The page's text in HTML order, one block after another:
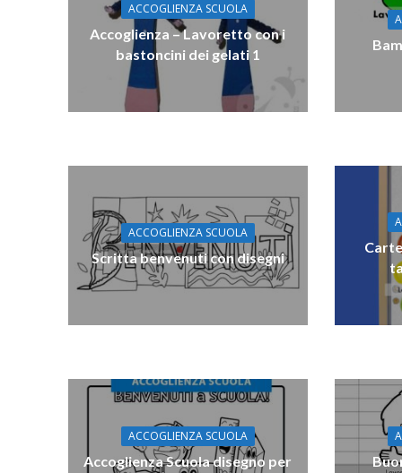
ACCOGLIENZA SCUOLA
Accoglienza – Lavoretto con i
bastoncini dei gelati 1
ACCOGLIENZA SCUOLA
Scritta benvenuti con disegni
ACCOGLIENZA SCUOLA
Accoglienza Scuola disegno per